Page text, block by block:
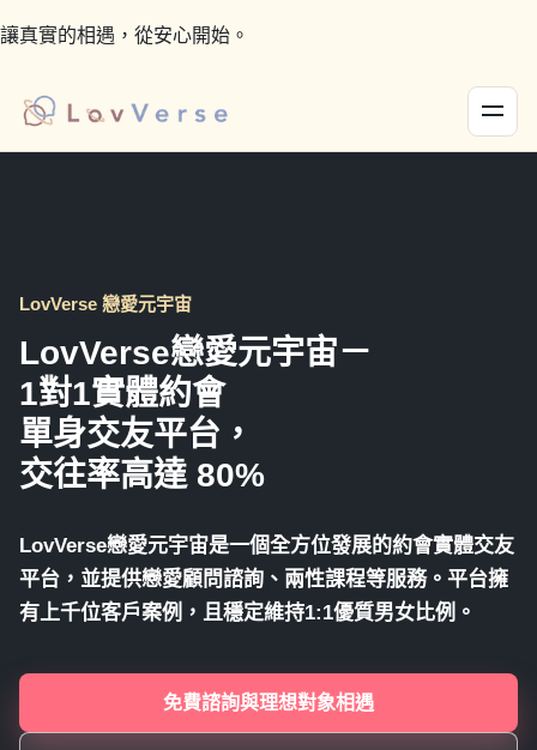
讓真實的相遇，從安心開始。
LovVerse 戀愛元宇宙
LovVerse戀愛元宇宙－
1對1實體約會
單身交友平台，
交往率高達 80%
LovVerse戀愛元宇宙是一個全方位發展的約會實體交友
平台，並提供戀愛顧問諮詢、兩性課程等服務。平台擁
有上千位客戶案例，且穩定維持1:1優質男女比例。
免費諮詢與理想對象相遇